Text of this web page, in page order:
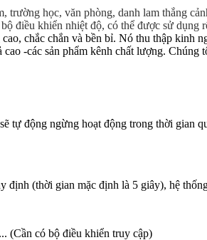
học, văn phòng, danh lam thắng
điều khiển nhiệt độ, có thể được sử dụng
chắc chắn và bền bỉ. Nó thu thập kinh
-các sản phẩm kênh chất lượng.
tự động ngừng hoạt động trong thời gian
(thời gian mặc định là 5 giây), hệ
(Cần có bộ điều khiển truy cập)